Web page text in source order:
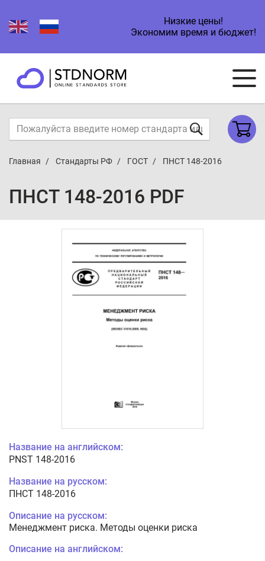
Низкие цены!
Экономим время и бюджет!
Главная Стандарты РФ ГОСТ ПНСТ 148-2016
ПНСТ 148-2016 PDF
Название на английском:
PNST 148-2016
Название на русском:
ПНСТ 148-2016
Описание на русском:
Менеджмент риска. Методы оценки риска
Описание на английском: